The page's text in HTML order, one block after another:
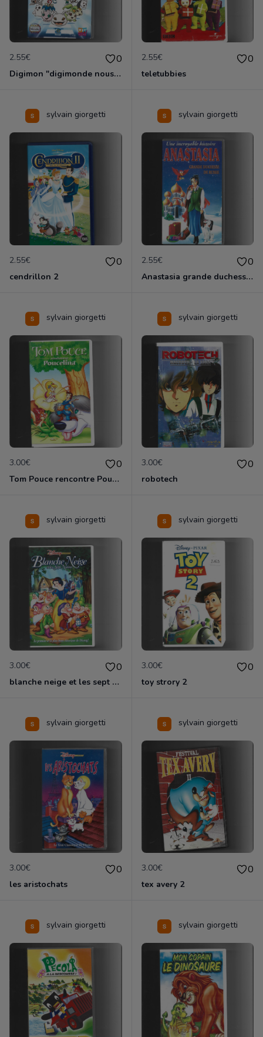
2.55€ 0
Digimon "digimonde nous voila
2.55€ 0
teletubbies
sylvain giorgetti
2.55€ 0
cendrillon 2
sylvain giorgetti
2.55€ 0
Anastasia grande duchesse de Russie
sylvain giorgetti
3.00€ 0
Tom Pouce rencontre Poucelina
sylvain giorgetti
3.00€ 0
robotech
sylvain giorgetti
3.00€ 0
blanche neige et les sept nains
sylvain giorgetti
3.00€ 0
toy strory 2
sylvain giorgetti
3.00€ 0
les aristochats
sylvain giorgetti
3.00€ 0
tex avery 2
sylvain giorgetti sylvain giorgetti